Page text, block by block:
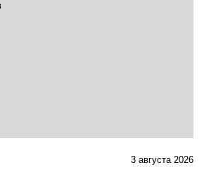
3 августа 2026